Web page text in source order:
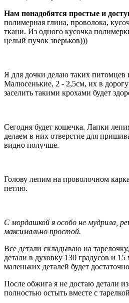
Нам понадобятся простые и
полимерная глина, проволока,
ткани. Из одного кусочка
целый пучок зверьков)))
Я для дочки делаю таких питомцев
Малюсенькие, 2 - 2,5см, их в
заселить такими крохами будет
Сегодня будет кошечка. Лапки
делаем в них отверстие для
видно получше.
Голову лепим на проволочном
петлю.
С мордашкой я особо не мудрила,
максимально простой.
Все детали складываю на
детали в духовку 130 градусов и
маленьких деталей будет
После обжига я не достаю детали
полностью остыть вместе с